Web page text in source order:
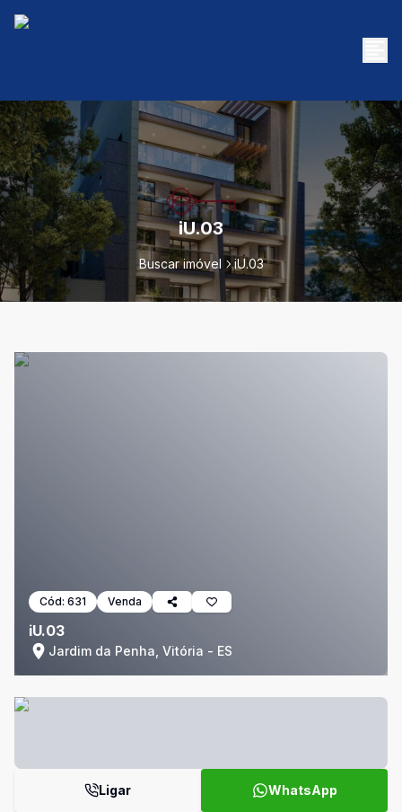
iU.03
Buscar imóvel iU.03
Cód: 631 Venda
iU.03
Jardim da Penha, Vitória - ES
Ligar WhatsApp